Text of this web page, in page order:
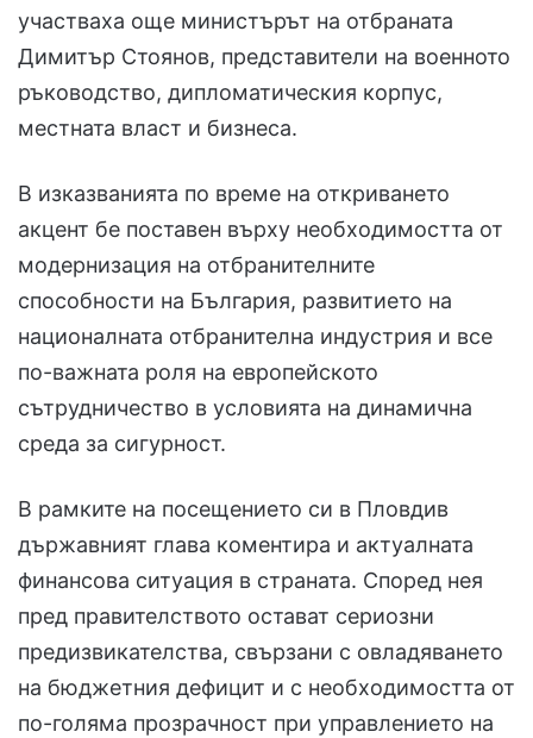
участваха още министърът на отбраната
Димитър Стоянов, представители на военното
ръководство, дипломатическия корпус,
местната власт и бизнеса.
В изказванията по време на откриването
акцент бе поставен върху необходимостта от
модернизация на отбранителните
способности на България, развитието на
националната отбранителна индустрия и все
по-важната роля на европейското
сътрудничество в условията на динамична
среда за сигурност.
В рамките на посещението си в Пловдив
държавният глава коментира и актуалната
финансова ситуация в страната. Според нея
пред правителството остават сериозни
предизвикателства, свързани с овладяването
на бюджетния дефицит и с необходимостта от
по-голяма прозрачност при управлението на